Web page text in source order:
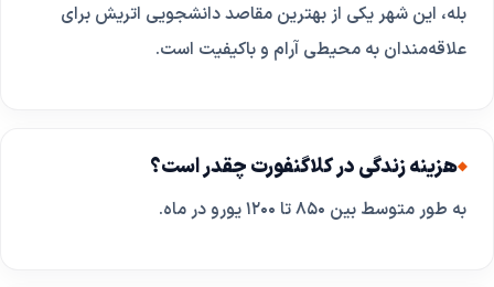
بله، این شهر یکی از بهترین مقاصد دانشجویی اتریش برای
علاقه‌مندان به محیطی آرام و باکیفیت است.
هزینه زندگی در کلاگنفورت چقدر است؟
به طور متوسط بین ۸۵۰ تا ۱۲۰۰ یورو در ماه.